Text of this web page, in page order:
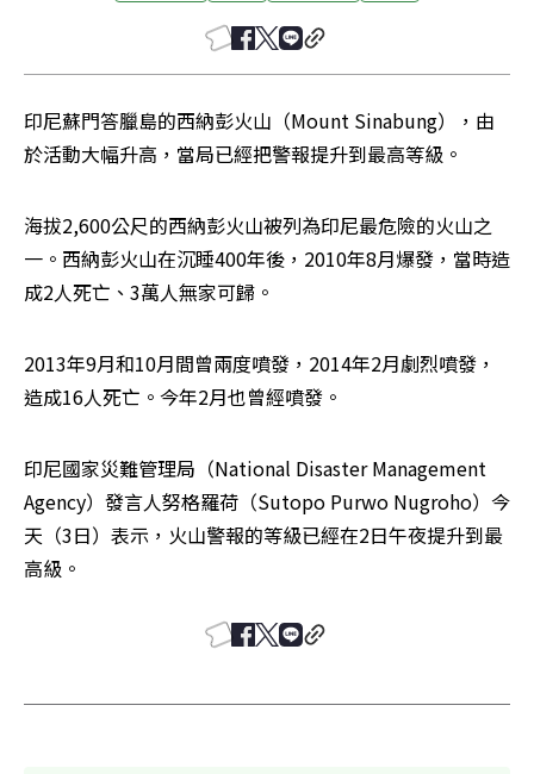
印尼蘇門答臘島的西納彭火山（Mount Sinabung），由
於活動大幅升高，當局已經把警報提升到最高等級。
海拔2,600公尺的西納彭火山被列為印尼最危險的火山之
一。西納彭火山在沉睡400年後，2010年8月爆發，當時造
成2人死亡、3萬人無家可歸。
2013年9月和10月間曾兩度噴發，2014年2月劇烈噴發，
造成16人死亡。今年2月也曾經噴發。
印尼國家災難管理局（National Disaster Management
Agency）發言人努格羅荷（Sutopo Purwo Nugroho）今
天（3日）表示，火山警報的等級已經在2日午夜提升到最
高級。